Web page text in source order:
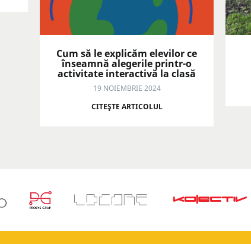
Cum să le explicăm elevilor ce
înseamnă alegerile printr-o
activitate interactivă la clasă
19 NOIEMBRIE 2024
CITEŞTE ARTICOLUL